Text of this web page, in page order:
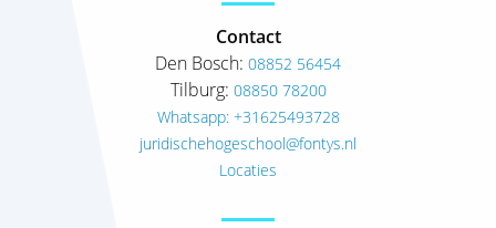
Contact
Den Bosch: 08852 56454
Tilburg: 08850 78200
Whatsapp: +31625493728
juridischehogeschool@fontys.nl
Locaties